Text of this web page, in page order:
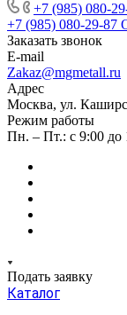
+7 (985) 080-
+7 (985) 080-29-87
Заказать звонок
E-mail
Zakaz@mgmetall.ru
Адрес
Москва, ул.
Режим работы
Пн. – Пт.: с 9:00 до
Подать заявку
Каталог